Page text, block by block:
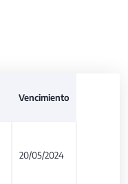
Vencimiento
20/05/2024